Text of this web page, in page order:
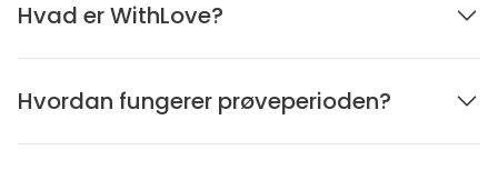
Hvad er WithLove?
Hvordan fungerer prøveperioden?